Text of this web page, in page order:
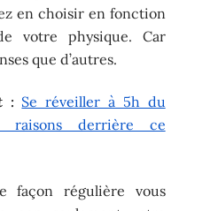
en choisir en fonction
votre physique. Car
que d’autres.
: Se réveiller à 5h du
derrière ce
façon régulière vous